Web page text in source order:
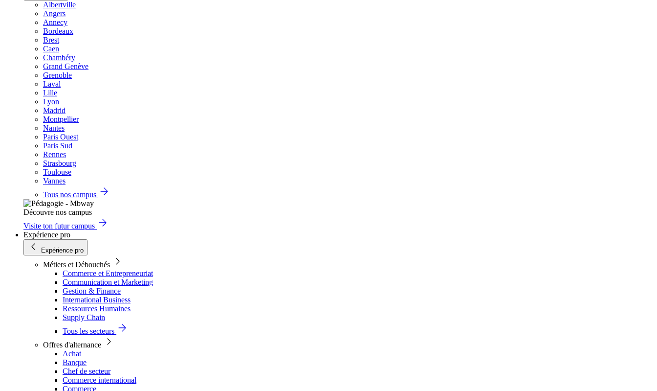
Albertville
Angers
Annecy
Bordeaux
Brest
Caen
Chambéry
Grand Genève
Grenoble
Laval
Lille
Lyon
Madrid
Montpellier
Nantes
Paris Ouest
Paris Sud
Rennes
Strasbourg
Toulouse
Vannes
Tous nos campus
Découvre nos campus
Visite ton futur campus
Expérience pro
Expérience pro
Métiers et Débouchés
Commerce et Entrepreneuriat
Communication et Marketing
Gestion & Finance
International Business
Ressources Humaines
Supply Chain
Tous les secteurs
Offres d'alternance
Achat
Banque
Chef de secteur
Commerce international
Commerce